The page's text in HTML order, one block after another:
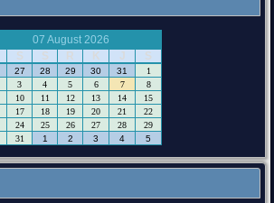
07 August 2026
S S R K J S
27 28 29 30 31
1
3 4 5 6 7
8
10 11 12 13 14
15
17 18 19 20 21
22
24 25 26 27 28
29
31 1 2 3 4 5